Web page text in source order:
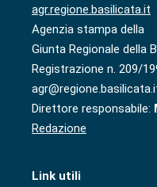
agr.regione.basilicata.it
Agenzia stampa della
Giunta Regionale della
Registrazione n. 209/
Direttore responsabile:
Redazione
Link utili